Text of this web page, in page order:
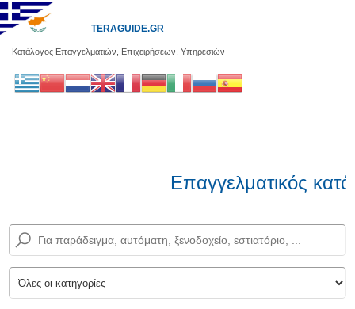
Κατάλογος Επαγγελματιών, Επιχειρήσεων, Υπηρεσιών
TERAGUIDE.GR
Επαγγελματικός